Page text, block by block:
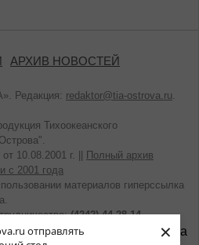
отправлять
×
АРХИВ НОВОСТЕЙ
Редакция: redaktor@tia-ostrova.ru.
Тихоокеанского
10.08.2001 г. ||
Полный архив
с 2001 года
материалов гиперссылка
(4242) 44-28-14.